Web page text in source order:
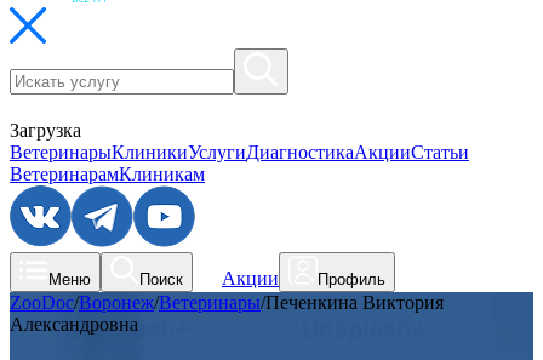
Загрузка
ВетеринарыКлиникиУслугиДиагностикаАкцииСтатьи
ВетеринарамКлиникам
Меню Поиск Акции Профиль
ZooDoc/Воронеж/Ветеринары/Печенкина Виктория
Александровна